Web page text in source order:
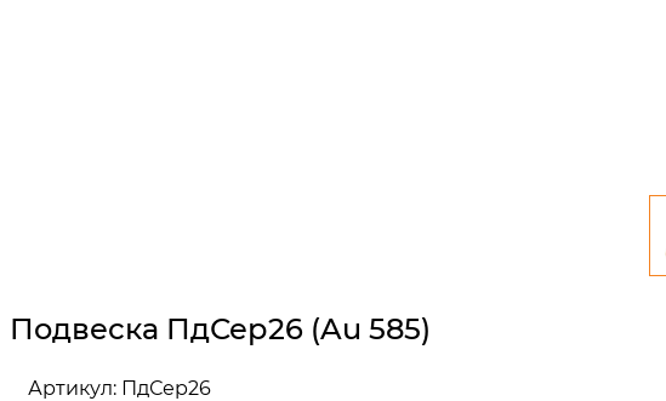
Подвеска ПдСер26 (Au 585)
Артикул: ПдСер26